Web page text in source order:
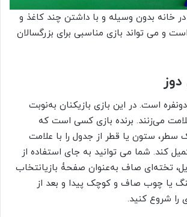
خانه بدون وسیله و با داشتن چند کاغذ و
و می تواند بازی مناسبی برای بزرگسالان
است. در این بازی بازیکنان به‌نوبت
می‌زنند. برنده بازی کسی است که
سطر، ستون یا قطر از جدول را با علامت
کند. شما می توانید به‌ جای استفاده از
تخته‌ای صاف به‌عنوان صفحۀ بازیانتخاب
یا چوب صاف و کوچک پیدا و بعد از
را شروع کنید.